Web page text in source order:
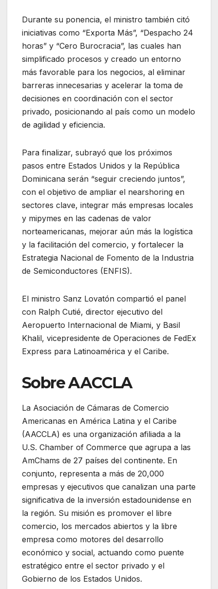
Durante su ponencia, el ministro también citó
iniciativas como “Exporta Más”, “Despacho 24
horas” y “Cero Burocracia”, las cuales han
simplificado procesos y creado un entorno
más favorable para los negocios, al eliminar
barreras innecesarias y acelerar la toma de
decisiones en coordinación con el sector
privado, posicionando al país como un modelo
de agilidad y eficiencia.
Para finalizar, subrayó que los próximos
pasos entre Estados Unidos y la República
Dominicana serán “seguir creciendo juntos”,
con el objetivo de ampliar el nearshoring en
sectores clave, integrar más empresas locales
y mipymes en las cadenas de valor
norteamericanas, mejorar aún más la logística
y la facilitación del comercio, y fortalecer la
Estrategia Nacional de Fomento de la Industria
de Semiconductores (ENFIS).
El ministro Sanz Lovatón compartió el panel
con Ralph Cutié, director ejecutivo del
Aeropuerto Internacional de Miami, y Basil
Khalil, vicepresidente de Operaciones de FedEx
Express para Latinoamérica y el Caribe.
Sobre AACCLA
La Asociación de Cámaras de Comercio
Americanas en América Latina y el Caribe
(AACCLA) es una organización afiliada a la
U.S. Chamber of Commerce que agrupa a las
AmChams de 27 países del continente. En
conjunto, representa a más de 20,000
empresas y ejecutivos que canalizan una parte
significativa de la inversión estadounidense en
la región. Su misión es promover el libre
comercio, los mercados abiertos y la libre
empresa como motores del desarrollo
económico y social, actuando como puente
estratégico entre el sector privado y el
Gobierno de los Estados Unidos.